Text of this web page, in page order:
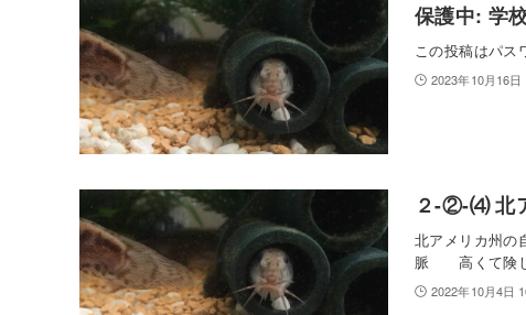
保護中: 学
この投稿はパス
2023年10月16日
２-②-⑷ 北
北アメリカ州
脈 高くて
2022年10月4日